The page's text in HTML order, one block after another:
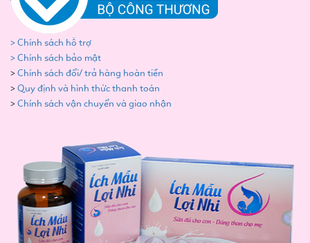
> Chính sách hỗ trợ
> Chính sách bảo mật
>Chính sách đổi/ trả hàng hoàn tiền
>Quy định và hình thức thanh toán
>Chính sách vận chuyển và giao nhận